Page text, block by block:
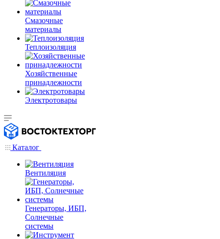
Смазочные
материалы
Теплоизоляция
Хозяйственные
принадлежности
Электротовары
Каталог
Вентиляция
Генераторы, ИБП,
Солнечные
системы